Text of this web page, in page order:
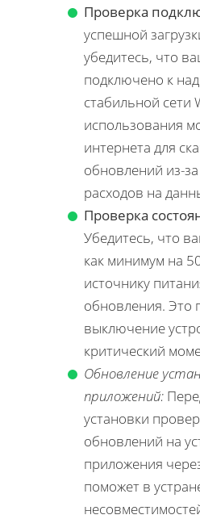
Проверка
успешной
убедитесь, что
подключено к
стабильной сети
использования
интернета для
обновлений из-
расходов на
Проверка
Убедитесь, что
как минимум на
источнику
обновления. Это
выключение
критический
Обновление
приложений:
установки
обновлений на
приложения
поможет в